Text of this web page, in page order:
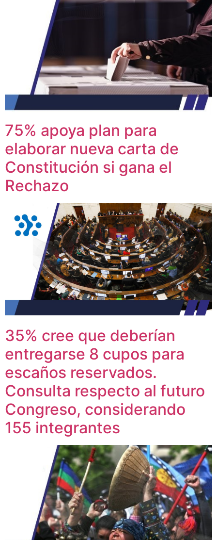
75% apoya plan para
elaborar nueva carta de
Constitución si gana el
Rechazo
35% cree que deberían
entregarse 8 cupos para
escaños reservados.
Consulta respecto al futuro
Congreso, considerando
155 integrantes